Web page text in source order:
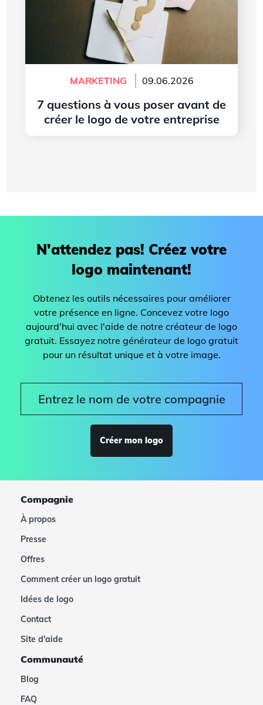
MARKETING 09.06.2026
7 questions à vous poser avant de
créer le logo de votre entreprise
N'attendez pas! Créez votre
logo maintenant!
Obtenez les outils nécessaires pour améliorer
votre présence en ligne. Concevez votre logo
aujourd'hui avec l'aide de notre créateur de logo
gratuit. Essayez notre générateur de logo gratuit
pour un résultat unique et à votre image.
Créer mon logo
Compagnie
À propos
Presse
Offres
Comment créer un logo gratuit
Idées de logo
Contact
Site d'aide
Communauté
Blog
FAQ